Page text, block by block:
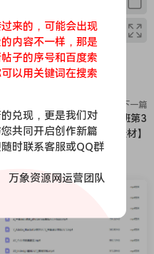
下一篇
木松子旭品牌设计综合全能班第3
2024年结课【画质高清有素材】
会员免费
来的，可能会出现
内容不一样，那是
子的序号和百度索
以用关键词在搜索
兑现，更是我们对
共同开启创作新篇
时联系客服或QQ群
万象资源网运营团队